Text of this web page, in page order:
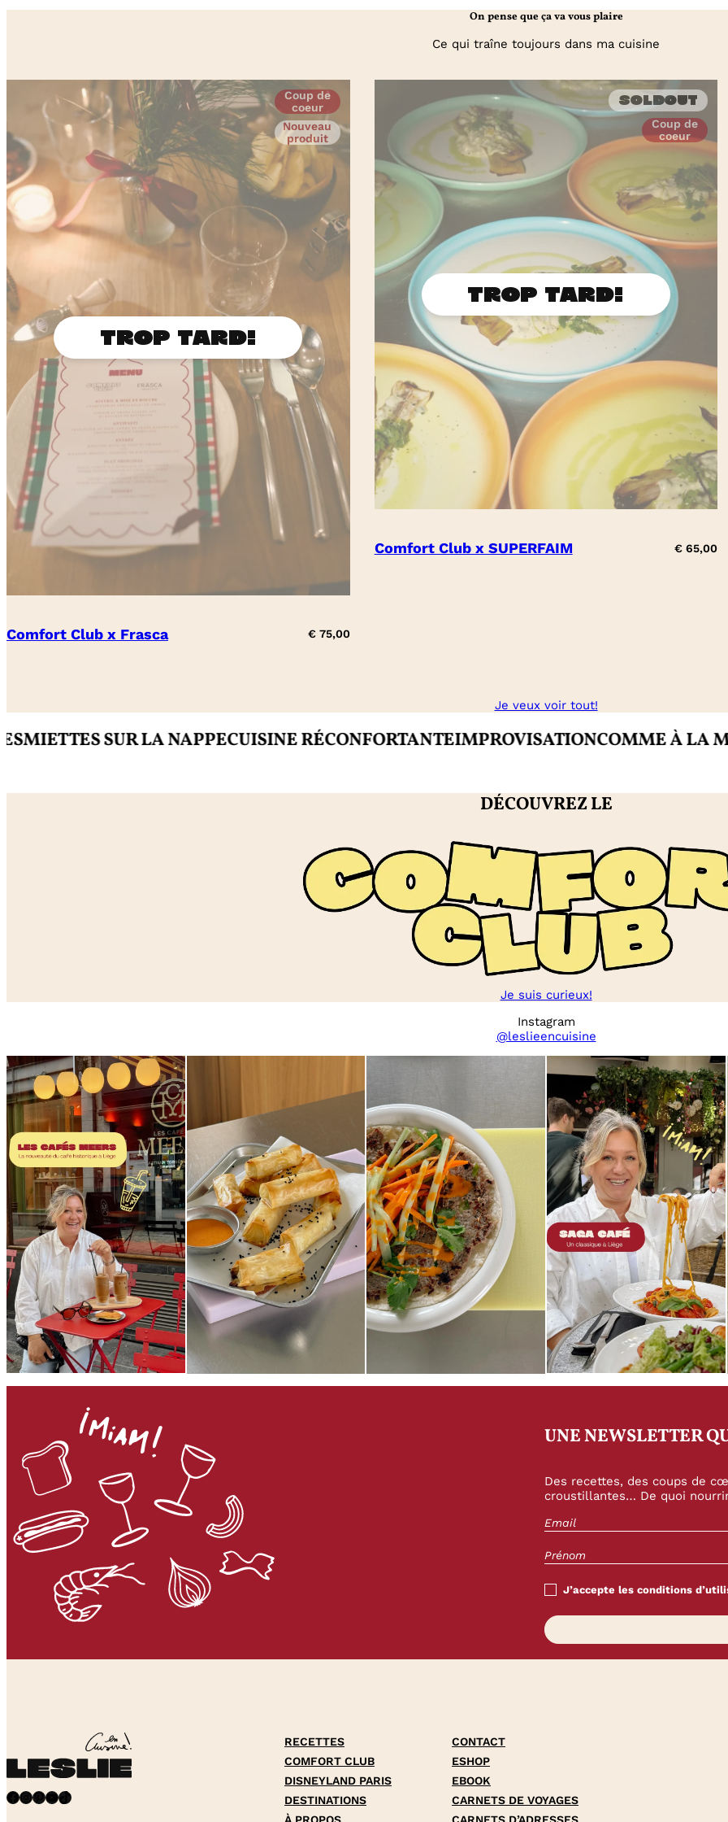
On pense que ça va vous plaire
Ce qui traîne toujours dans ma cuisine
Coup de
coeur
Nouveau
produit
Comfort Club x Frasca €75,00
Soldout
Coup de
coeur
Comfort Club x SUPERFAIM € 65,00
Je veux voir tout!
SUR LA NAPPECUISINE RÉCONFORTANTEIMPROVISATIONCOMME À LA
DÉCOUVREZ LE
Je suis curieux!
Instagram
@leslieencuisine
UNE NEWSLETTER
Des recettes, des coups de
croustillantes… De quoi
J’accepte les conditions
Facebook InstagramPinterest YouTube TikTok
RECETTES
COMFORT CLUB
DISNEYLAND PARIS
DESTINATIONS
À PROPOS
CONTACT
ESHOP
EBOOK
CARNETS DE VOYAGES
CARNETS D’ADRESSES